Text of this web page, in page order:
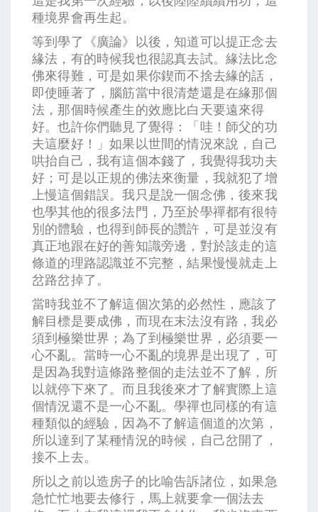
種境界會再生起。
等到學了《廣論》以後，知道可以提正念去
緣法，有的時候我也很認真去試。緣法比念
佛來得難，可是如果你鍥而不捨去緣的話，
即使睡著了，腦筋當中很清楚還是在緣那個
法，那個時候產生的效應比白天要遠來得
好。也許你們聽見了覺得：「哇！師父的功
夫這麼好！」如果以世間的情況來說，自己
哄抬自己，我有這個本錢了，我覺得我功夫
好；可是以正規的佛法來衡量，我就犯了增
上慢這個錯誤。我只是說一個念佛，後來我
也學其他的很多法門，乃至於學禪都有很特
別的體驗，也得到師長的讚許，可是並沒有
真正地跟在好的善知識旁邊，對於該走的這
條道的理路認識並不完整，結果慢慢就走上
岔路岔掉了。
當時我並不了解這個次第的必然性，應該了
解目標是要成佛，而現在末法沒有路，我必
須到極樂世界；為了到極樂世界，必須要一
心不亂。當時一心不亂的境界是出現了，可
是因為我對這條路整個的走法並不了解，所
以就停下來了。而且我後來才了解實際上這
個情況還不是一心不亂。學禪也同樣的有這
種類似的經驗，因為不了解這個道的次第，
所以達到了某種情況的時候，自己岔開了，
接不上去。
所以之前以造房子的比喻告訴諸位，如果急
急忙忙地要去修行，馬上就要拿一個法去